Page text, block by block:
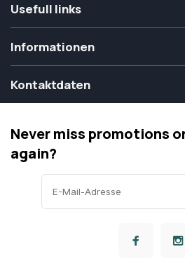
Usefull links
Informationen
Kontaktdaten
Never miss promotions
again?